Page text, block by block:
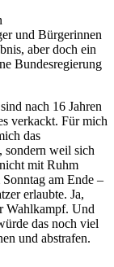
und Bürgerinnen
aber doch ein
Bundesregierung
nach 16 Jahren
verkackt. Für mich
das
sondern weil sich
mit Ruhm
am Ende –
erlaubte. Ja,
Wahlkampf. Und
das noch viel
und abstrafen.